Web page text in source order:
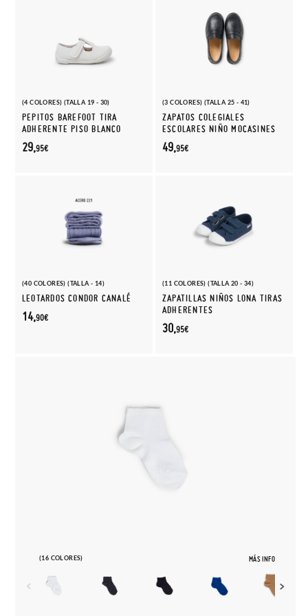
(4 COLORES) (TALLA 19 - 30)
PEPITOS BAREFOOT TIRA
ADHERENTE PISO BLANCO
29,95€
(3 COLORES) (TALLA 25 - 41)
ZAPATOS COLEGIALES
ESCOLARES NIÑO MOCASINES
49,95€
(40 COLORES) (TALLA - 14)
LEOTARDOS CONDOR CANALÉ
14,90€
(11 COLORES) (TALLA 20 - 34)
ZAPATILLAS NIÑOS LONA TIRAS
ADHERENTES
30,95€
(16 COLORES) MÁS INFO